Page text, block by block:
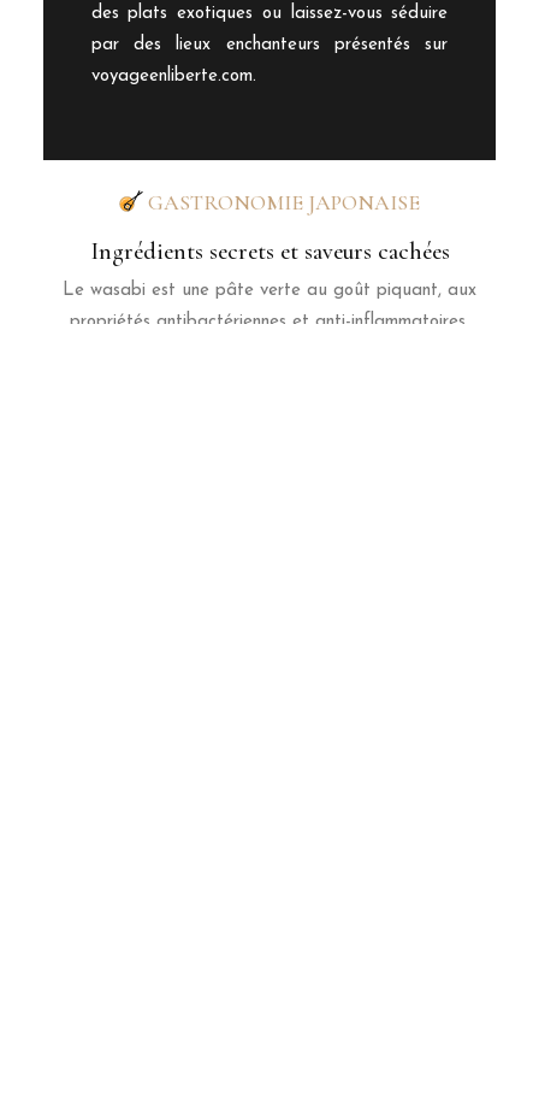
des plats exotiques ou laissez-vous séduire
par des lieux enchanteurs présentés sur
voyageenliberte.com.
GASTRONOMIE JAPONAISE
Ingrédients secrets et saveurs cachées
Le wasabi est une pâte verte au goût piquant, aux
propriétés antibactériennes et anti-inflammatoires.